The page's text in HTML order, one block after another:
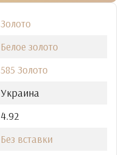
Золото
Белое золото
585 Золото
Украина
4.92
Без вставки